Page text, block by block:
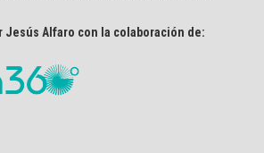
Jesús Alfaro con la colaboración de: